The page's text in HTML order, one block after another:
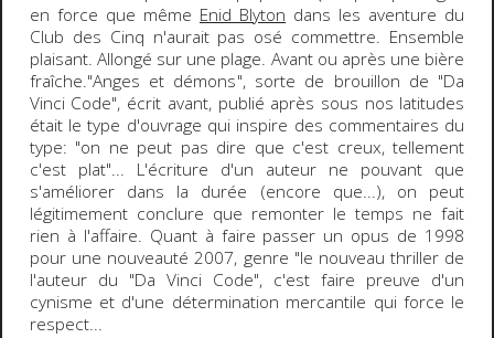
en force que même Enid Blyton dans les aventure du
Club des Cinq n'aurait pas osé commettre. Ensemble
plaisant. Allongé sur une plage. Avant ou après une bière
fraîche."Anges et démons", sorte de brouillon de "Da
Vinci Code", écrit avant, publié après sous nos latitudes
était le type d'ouvrage qui inspire des commentaires du
type: "on ne peut pas dire que c'est creux, tellement
c'est plat"... L'écriture d'un auteur ne pouvant que
s'améliorer dans la durée (encore que...), on peut
légitimement conclure que remonter le temps ne fait
rien à l'affaire. Quant à faire passer un opus de 1998
pour une nouveauté 2007, genre "le nouveau thriller de
l'auteur du "Da Vinci Code", c'est faire preuve d'un
cynisme et d'une détermination mercantile qui force le
respect...